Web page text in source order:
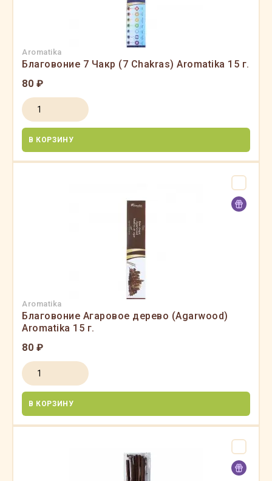
Aromatika
Благовоние 7 Чакр (7 Chakras) Aromatika 15 г.
80 ₽
В КОРЗИНУ
Aromatika
Благовоние Агаровое дерево (Agarwood)
Aromatika 15 г.
80 ₽
В КОРЗИНУ